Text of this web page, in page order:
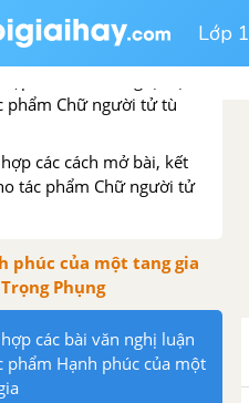
Lớp
phẩm Chữ người tử tù
các cách mở bài, kết
tác phẩm Chữ người tử
phúc của một tang gia
Phụng
các bài văn nghị luận
phẩm Hạnh phúc của một